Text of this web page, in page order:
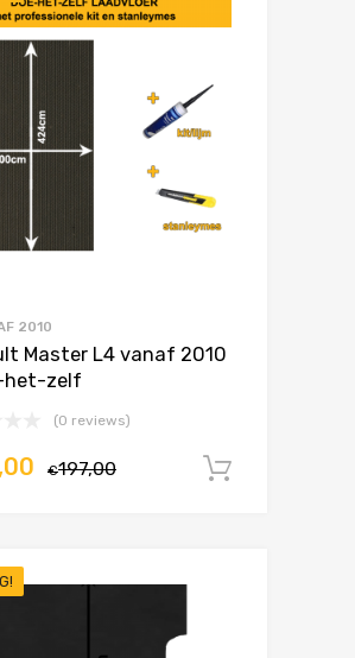
2010
Master L4 vanaf 2010
het-zelf
(0 reviews)
€197,00